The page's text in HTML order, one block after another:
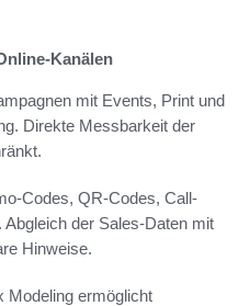
Kanälen
mit Events, Print und
Direkte Messbarkeit der
Codes, QR-Codes, Call-
der Sales-Daten mit
Hinweise.
Modeling ermöglicht